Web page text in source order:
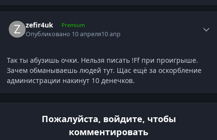
zefir4uk Premium
Опубликовано 10 апреля10 апр
Так ты абузишь очки. Нельзя писать !Ff при проигрыше.
Зачем обманываешь людей тут. Щас ещё за оскорбление
администрации накинут 10 денечков.
Пожалуйста, войдите, чтобы
комментировать